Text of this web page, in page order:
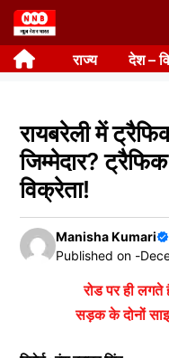
Skip
to
content राज्य देश –
रायबरेली में
जिम्मेदार?
विक्रेता!
Manisha Kumari
Published on -
रोड पर ही
सड़क के दोनों